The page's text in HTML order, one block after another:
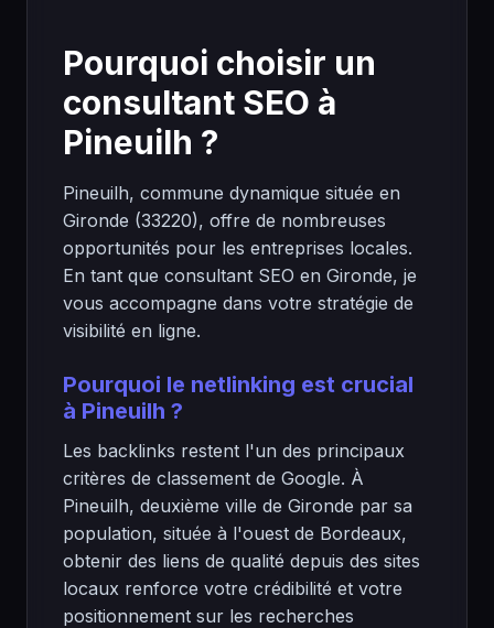
Pourquoi choisir un
consultant SEO à
Pineuilh ?
Pineuilh, commune dynamique située en
Gironde (33220), offre de nombreuses
opportunités pour les entreprises locales.
En tant que consultant SEO en Gironde, je
vous accompagne dans votre stratégie de
visibilité en ligne.
Pourquoi le netlinking est crucial
à Pineuilh ?
Les backlinks restent l'un des principaux
critères de classement de Google. À
Pineuilh, deuxième ville de Gironde par sa
population, située à l'ouest de Bordeaux,
obtenir des liens de qualité depuis des sites
locaux renforce votre crédibilité et votre
positionnement sur les recherches